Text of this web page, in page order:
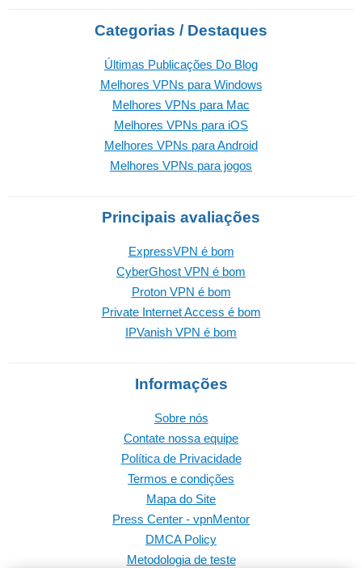
Categorias / Destaques
Últimas Publicações Do Blog
Melhores VPNs para Windows
Melhores VPNs para Mac
Melhores VPNs para iOS
Melhores VPNs para Android
Melhores VPNs para jogos
Principais avaliações
ExpressVPN é bom
CyberGhost VPN é bom
Proton VPN é bom
Private Internet Access é bom
IPVanish VPN é bom
Informações
Sobre nós
Contate nossa equipe
Política de Privacidade
Termos e condições
Mapa do Site
Press Center - vpnMentor
DMCA Policy
Metodologia de teste